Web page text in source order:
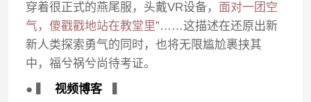
穿着很正式的燕尾服，头戴VR设备， 面对一团空
气，傻戳戳地站在教堂里”……这描述在还原出新
新人类探索勇气的同时，也将无限尴尬裹挟其
中，福兮祸兮尚待考证。
● ▍视频博客